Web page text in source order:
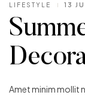
LIFESTYLE 13
Amet minim mollit